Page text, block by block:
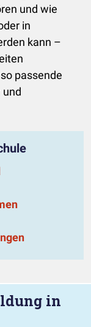
und wie
in
kann –
passende
und
in